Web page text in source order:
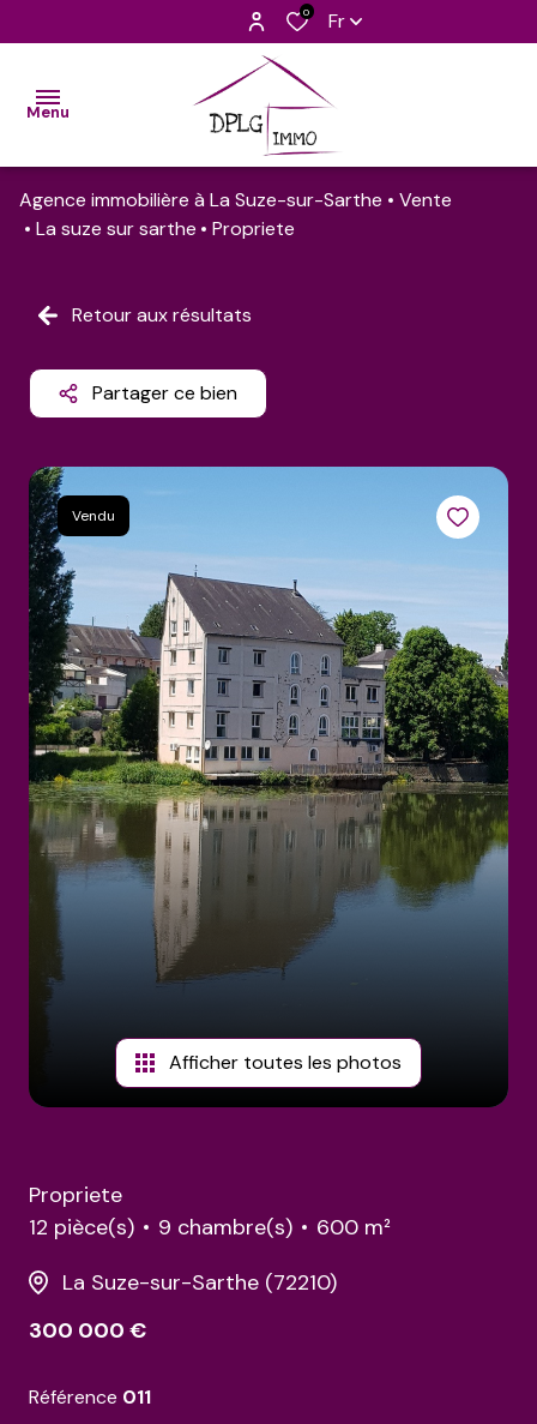
0 Fr
Menu
accueil
biens
l'équipe
contact
estimations
Agence immobilière à La Suze-sur-Sarthe
Vente
La suze sur sarthe
Propriete
Retour aux résultats
Partager ce bien
Vendu
Afficher toutes les photos
Propriete
12 pièce(s)
9 chambre(s)
600 m²
La Suze-sur-Sarthe (72210)
300 000 €
Référence 011